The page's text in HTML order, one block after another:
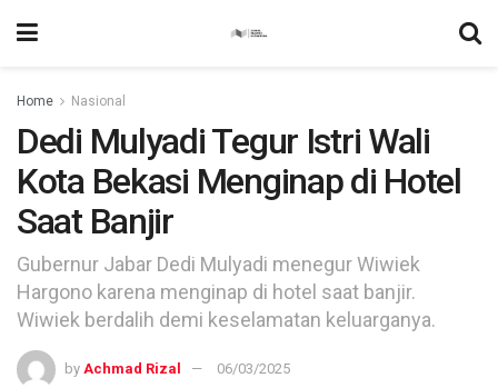
Home Nasional
Dedi Mulyadi Tegur Istri Wali
Kota Bekasi Menginap di Hotel
Saat Banjir
Gubernur Jabar Dedi Mulyadi menegur Wiwiek
Hargono karena menginap di hotel saat banjir.
Wiwiek berdalih demi keselamatan keluarganya.
by Achmad Rizal 06/03/2025